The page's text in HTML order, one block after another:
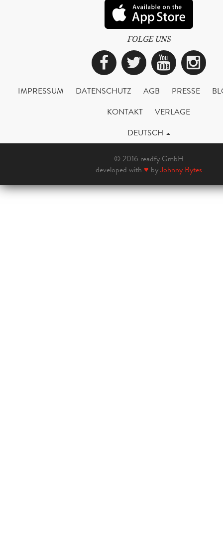
FOLGE UNS
Facebook
Twitter
IMPRESSUM DATENSCHUTZ AGB PRESSE
KONTAKT
VERLAGE
DEUTSCH
© 2016 readfy GmbH
developed with ♥ byJohnny Bytes